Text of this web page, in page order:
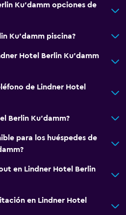
Ku'damm opciones de
Ku'damm piscina?
Hotel Berlin Ku'damm
de Lindner Hotel
Berlin Ku'damm?
para los huéspedes de
en Lindner Hotel Berlin
en Lindner Hotel